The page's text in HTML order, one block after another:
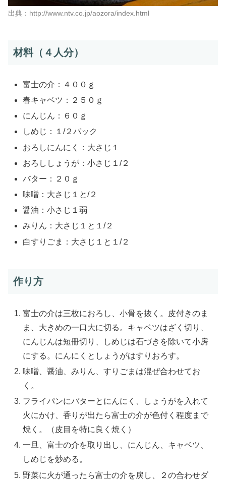
出典：http://www.ntv.co.jp/aozora/index.html
材料（４人分）
富士の介：４００ｇ
春キャベツ：２５０ｇ
にんじん：６０ｇ
しめじ：１/２パック
おろしにんにく：大さじ１
おろししょうが：小さじ１/２
バター：２０ｇ
味噌：大さじ１と/２
醤油：小さじ１弱
みりん：大さじ１と１/２
白すりごま：大さじ１と１/２
作り方
富士の介は三枚におろし、小骨を抜く。皮付きのま
ま、大きめの一口大に切る。キャベツはざく切り、
にんじんは短冊切り、しめじは石づきを除いて小房
にする。にんにくとしょうがはすりおろす。
味噌、醤油、みりん、すりごまは混ぜ合わせてお
く。
フライパンにバターとにんにく、しょうがを入れて
火にかけ、香りが出たら富士の介が色付く程度まで
焼く。（皮目を特に良く焼く）
一旦、富士の介を取り出し、にんじん、キャベツ、
しめじを炒める。
野菜に火が通ったら富士の介を戻し、２の合わせダ